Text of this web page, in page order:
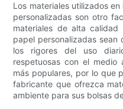
Los materiales utilizados
personalizadas son otro
materiales de alta
papel personalizadas
los rigores del uso
respetuosas con el medio
más populares, por lo que
fabricante que ofrezca
ambiente para sus bolsas